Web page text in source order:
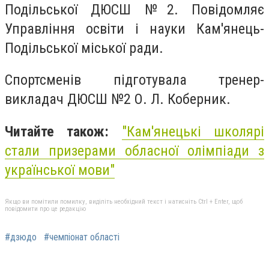
Подільської ДЮСШ №2. Повідомляє
Управління освіти і науки Кам'янець-
Подільської міської ради.
Спортсменів підготувала тренер-
викладач ДЮСШ №2 О. Л. Коберник.
Читайте також: "Кам'янецькі школярі
стали призерами обласної олімпіади з
української мови"
Якщо ви помітили помилку, виділіть необхідний текст і натисніть Ctrl + Enter, щоб
повідомити про це редакцію
#дзюдо #чемпіонат області